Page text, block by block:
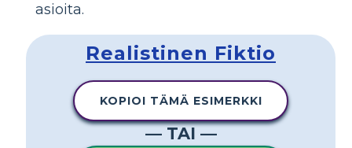
asioita.
Realistinen Fiktio
KOPIOI TÄMÄ ESIMERKKI
— TAI —